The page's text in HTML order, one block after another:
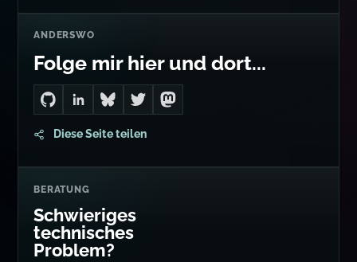
Go to Dan's GitHub
Connect with me on LinkedIn
Diese Seite teilen
BERATUNG
Schwieriges
Problem?
TypeScript-Architektur und
Produktionsrettung.